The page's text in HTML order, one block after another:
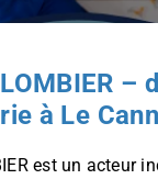
–
à Le
est un acteur